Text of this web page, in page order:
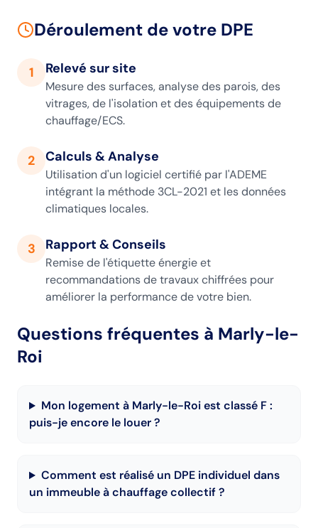
Déroulement de votre DPE
1 Relevé sur site
Mesure des surfaces, analyse des parois, des
vitrages, de l'isolation et des équipements de
chauffage/ECS.
2 Calculs & Analyse
Utilisation d'un logiciel certifié par l'ADEME
intégrant la méthode 3CL-2021 et les données
climatiques locales.
3 Rapport & Conseils
Remise de l'étiquette énergie et
recommandations de travaux chiffrées pour
améliorer la performance de votre bien.
Questions fréquentes à Marly-le-
Roi
Mon logement à Marly-le-Roi est classé F :
puis-je encore le louer ?
Comment est réalisé un DPE individuel dans
un immeuble à chauffage collectif ?